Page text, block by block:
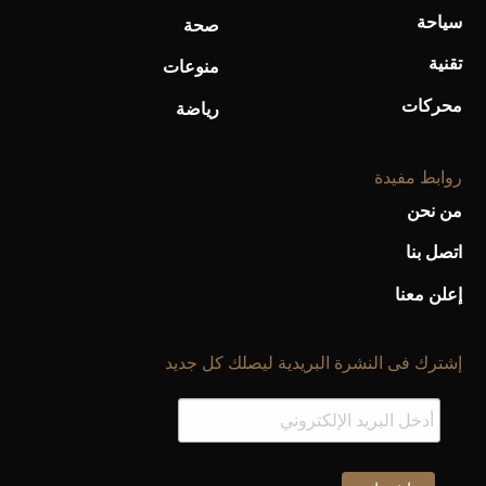
سياحة
تقنية
محركات
صحة
منوعات
رياضة
روابط مفيدة
من نحن
اتصل بنا
إعلن معنا
إشترك فى النشرة البريدية ليصلك كل جديد